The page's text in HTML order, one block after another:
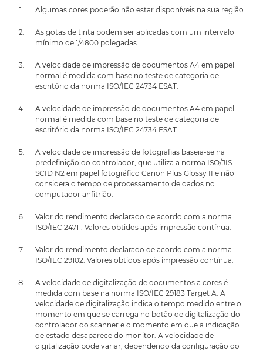
Algumas cores poderão não estar disponíveis na sua região.
As gotas de tinta podem ser aplicadas com um intervalo
mínimo de 1/4800 polegadas.
A velocidade de impressão de documentos A4 em papel
normal é medida com base no teste de categoria de
escritório da norma ISO/IEC 24734 ESAT.
A velocidade de impressão de documentos A4 em papel
normal é medida com base no teste de categoria de
escritório da norma ISO/IEC 24734 ESAT.
A velocidade de impressão de fotografias baseia-se na
predefinição do controlador, que utiliza a norma ISO/JIS-
SCID N2 em papel fotográfico Canon Plus Glossy II e não
considera o tempo de processamento de dados no
computador anfitrião.
Valor do rendimento declarado de acordo com a norma
ISO/IEC 24711. Valores obtidos após impressão contínua.
Valor do rendimento declarado de acordo com a norma
ISO/IEC 29102. Valores obtidos após impressão contínua.
A velocidade de digitalização de documentos a cores é
medida com base na norma ISO/IEC 29183 Target A. A
velocidade de digitalização indica o tempo medido entre o
momento em que se carrega no botão de digitalização do
controlador do scanner e o momento em que a indicação
de estado desaparece do monitor. A velocidade de
digitalização pode variar, dependendo da configuração do